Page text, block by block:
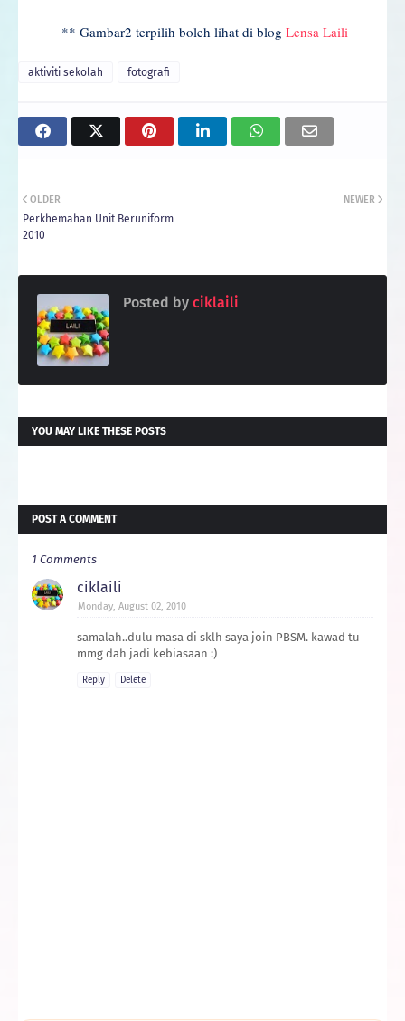
** Gambar2 terpilih boleh lihat di blog Lensa Laili
aktiviti sekolah fotografi
NEWER
OLDER
Perkhemahan Unit Beruniform
2010
Posted by ciklaili
YOU MAY LIKE THESE POSTS
POST A COMMENT
1 Comments
ciklaili
Monday, August 02, 2010
samalah..dulu masa di sklh saya join PBSM. kawad tu
mmg dah jadi kebiasaan :)
Reply Delete